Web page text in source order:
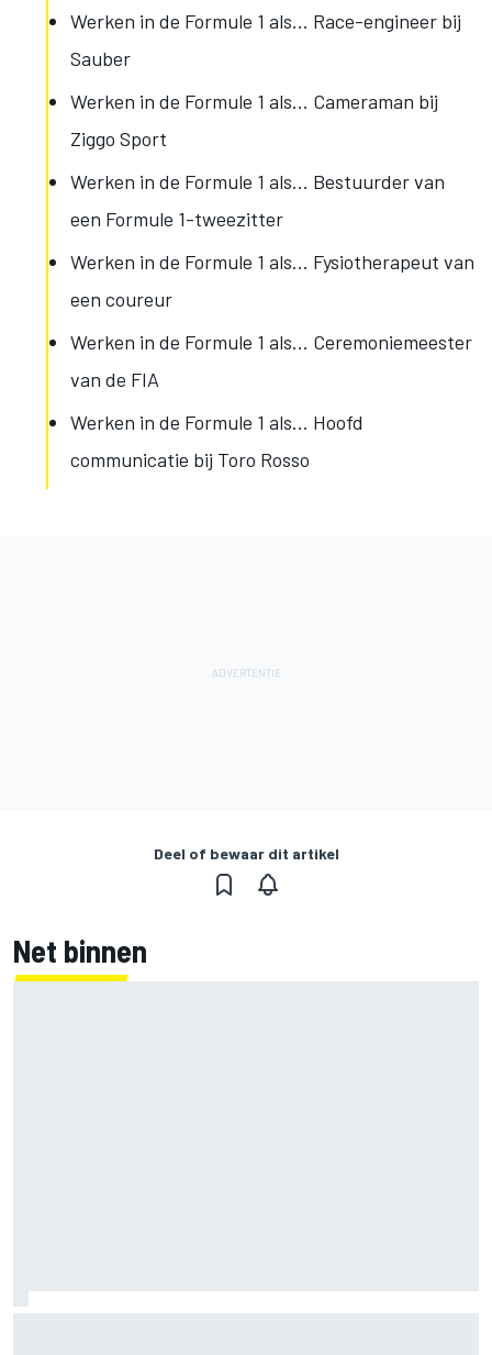
Werken in de Formule 1 als… Race-engineer bij
Sauber
Werken in de Formule 1 als… Cameraman bij
Ziggo Sport
Werken in de Formule 1 als... Bestuurder van
een Formule 1-tweezitter
Werken in de Formule 1 als… Fysiotherapeut van
een coureur
Werken in de Formule 1 als… Ceremoniemeester
van de FIA
Werken in de Formule 1 als… Hoofd
communicatie bij Toro Rosso
Deel of bewaar dit artikel
Net binnen